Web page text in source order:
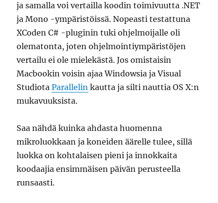
ja samalla voi vertailla koodin toimivuutta .NET
ja Mono -ympäristöissä. Nopeasti testattuna
XCoden C# -pluginin tuki ohjelmoijalle oli
olematonta, joten ohjelmointiympäristöjen
vertailu ei ole mielekästä. Jos omistaisin
Macbookin voisin ajaa Windowsia ja Visual
StudiotaParallelin kautta ja silti nauttia OS X:n
mukavuuksista.
Saa nähdä kuinka ahdasta huomenna
mikroluokkaan ja koneiden äärelle tulee, sillä
luokka on kohtalaisen pieni ja innokkaita
koodaajia ensimmäisen päivän perusteella
runsaasti.